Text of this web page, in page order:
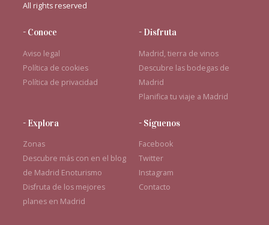
All rights reserved
- Conoce
Aviso legal
Política de cookies
Política de privacidad
- Disfruta
Madrid, tierra de vinos
Descubre las bodegas de
Madrid
Planifica tu viaje a Madrid
- Explora
Zonas
Descubre más con en el blog
de Madrid Enoturismo
Disfruta de los mejores
planes en Madrid
- Síguenos
Facebook
Twitter
Instagram
Contacto